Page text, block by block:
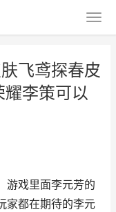
飞鸢探春皮
耀李策可以
游戏里面李元芳的
家都在期待的李元